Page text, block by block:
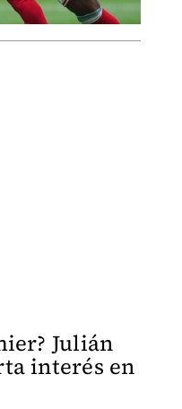
Julián
interés en